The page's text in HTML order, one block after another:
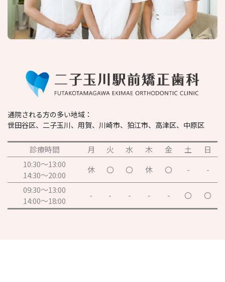
通院される方の多い地域：
世田谷区、二子玉川、用賀、川崎市、狛江市、高津区、中原区
診療時間 月 火 水 木 金 土
日
10:30～13:00
14:30～20:00
休 〇 〇 休 〇 -
-
09:30～13:00
14:00～18:00
- - - - - 〇 〇